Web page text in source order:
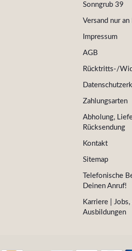
Sonngrub 39
Versand nur
Impressum
AGB
Rücktritts-/
Zahlungsarten
Abholung,
Rücksendung
Kontakt
Sitemap
Telefonische
Deinen Anruf!
Karriere |
Ausbildungen